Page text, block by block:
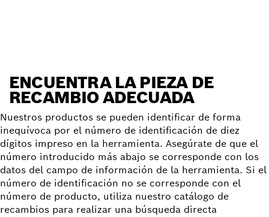
ENCUENTRA LA PIEZA DE
RECAMBIO ADECUADA
Nuestros productos se pueden identificar de forma
inequívoca por el número de identificación de diez
dígitos impreso en la herramienta. Asegúrate de que el
número introducido más abajo se corresponde con los
datos del campo de información de la herramienta. Si el
número de identificación no se corresponde con el
número de producto, utiliza nuestro catálogo de
recambios para realizar una búsqueda directa